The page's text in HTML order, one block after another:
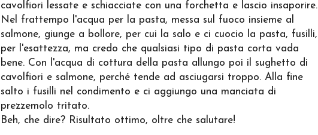
cavolfiori lessate e schiacciate con una forchetta e lascio insaporire.
Nel frattempo l'acqua per la pasta, messa sul fuoco insieme al
salmone, giunge a bollore, per cui la salo e ci cuocio la pasta, fusilli,
per l'esattezza, ma credo che qualsiasi tipo di pasta corta vada
bene. Con l'acqua di cottura della pasta allungo poi il sughetto di
cavolfiori e salmone, perché tende ad asciugarsi troppo. Alla fine
salto i fusilli nel condimento e ci aggiungo una manciata di
prezzemolo tritato.
Beh, che dire? Risultato ottimo, oltre che salutare!